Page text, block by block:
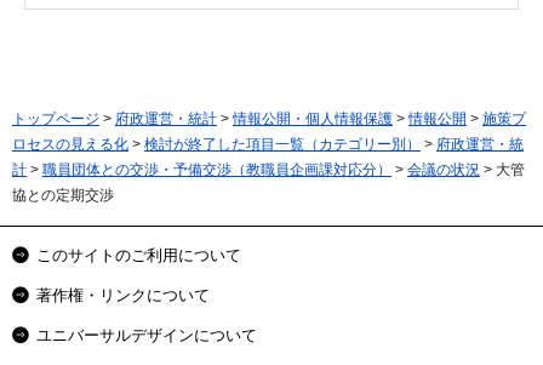
トップページ > 府政運営・統計 >情報公開・個人情報保護 >情報公開 > 施策プ
ロセスの見える化 > 検討が終了した項目一覧（カテゴリー別） > 府政運営・統
計 > 職員団体との交渉・予備交渉（教職員企画課対応分） > 会議の状況 > 大管
協との定期交渉
このサイトのご利用について
著作権・リンクについて
ユニバーサルデザインについて